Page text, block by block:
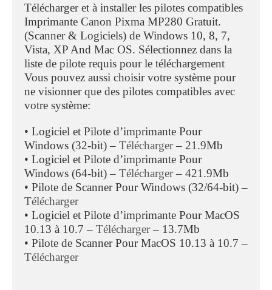
Télécharger et à installer les pilotes compatibles
Imprimante Canon Pixma MP280 Gratuit.
(Scanner & Logiciels) de Windows 10, 8, 7,
Vista, XP And Mac OS. Sélectionnez dans la
liste de pilote requis pour le téléchargement
Vous pouvez aussi choisir votre système pour
ne visionner que des pilotes compatibles avec
votre système:
• Logiciel et Pilote d’imprimante Pour
Windows (32-bit) – Télécharger– 21.9Mb
• Logiciel et Pilote d’imprimante Pour
Windows (64-bit) – Télécharger– 421.9Mb
• Pilote de Scanner Pour Windows (32/64-bit) –
Télécharger
• Logiciel et Pilote d’imprimante Pour MacOS
10.13 à 10.7 – Télécharger– 13.7Mb
• Pilote de Scanner Pour MacOS 10.13 à 10.7 –
Télécharger